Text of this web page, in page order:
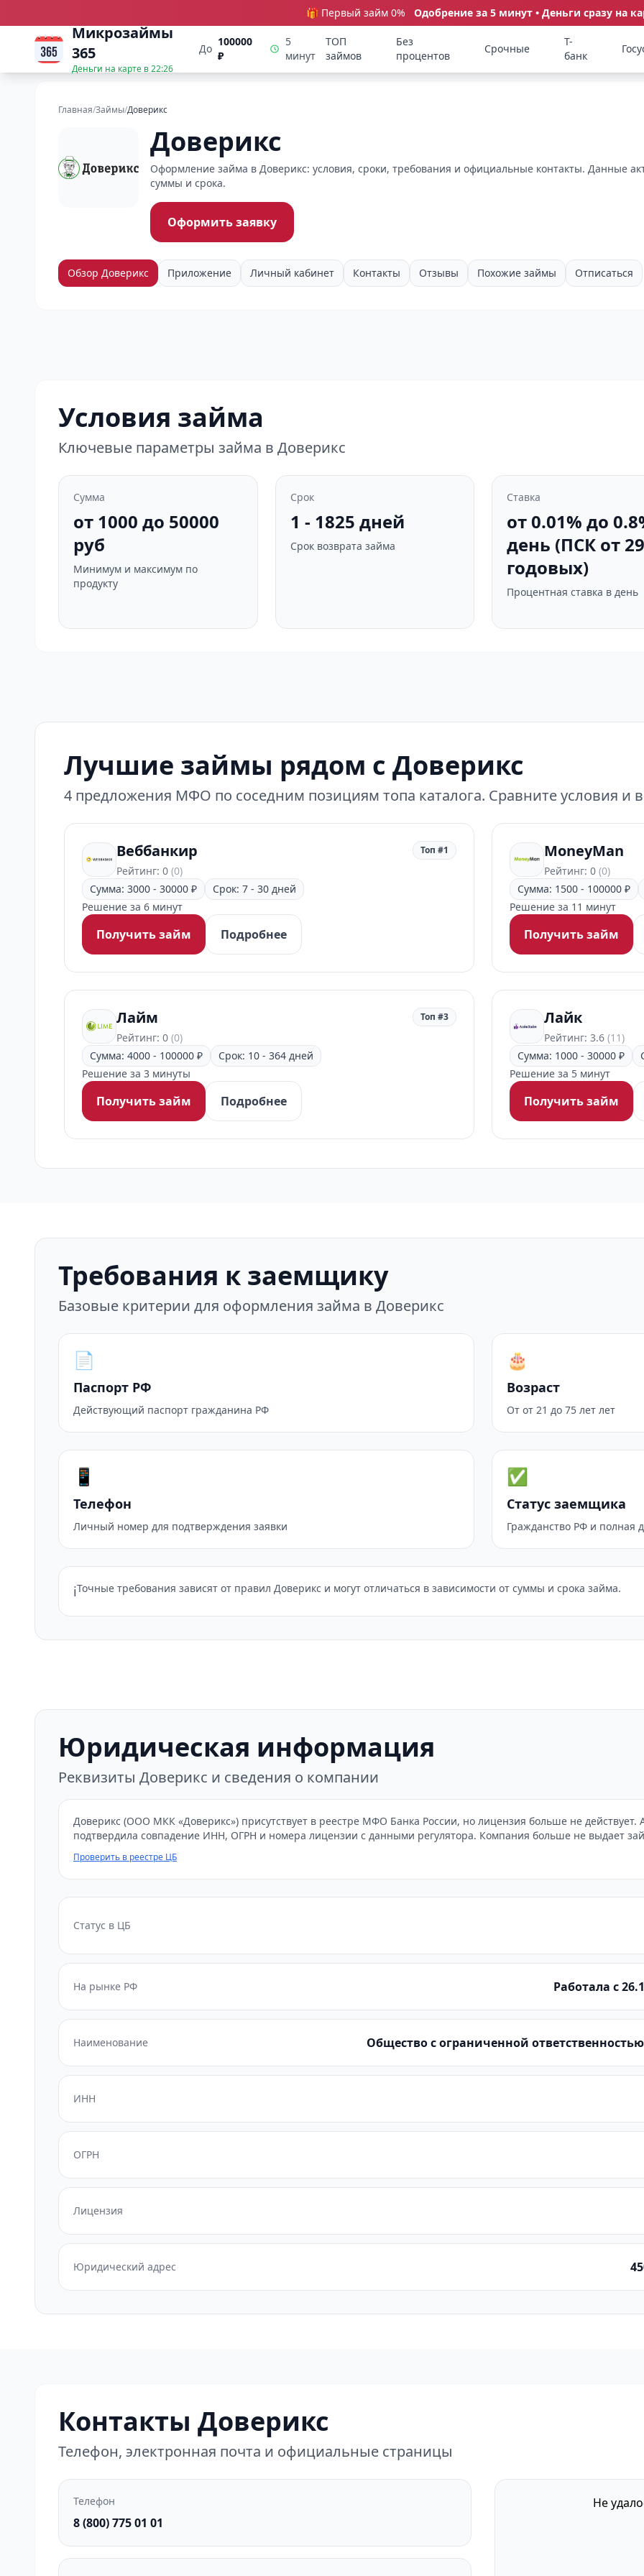
🎁 Первый займ 0% Одобрение за 5 минут • Деньги сразу на
Микрозаймы
365
Деньги на карте в22:26
До
100000
₽
5
минут
ТОП
займов
Без
процентов
Срочные
Т-
банк
Главная/Займы/Доверикс
Доверикс
Оформление займа в Доверикс: условия, сроки, требования и официальные контакты. Данные
суммы и срока.
Оформить заявку
Обзор Доверикс Приложение Личный кабинет Контакты Отзывы Похожие займы Отписаться
Условия займа
Ключевые параметры займа в Доверикс
Сумма
от 1000 до 50000
руб
Минимум и максимум по
продукту
Срок
1 - 1825 дней
Срок возврата займа
Ставка
от 0.01% до
день (ПСК от
годовых)
Процентная ставка в день
Лучшие займы рядом с Доверикс
4 предложения МФО по соседним позициям топа каталога. Сравните условия и
Веббанкир
Рейтинг: 0 (0)
Топ #1
Сумма: 3000 - 30000 ₽
Срок: 7 - 30 дней
Решение за 6 минут
Получить займ Подробнее
MoneyMan
Рейтинг: 0 (0)
Сумма: 1500 - 100000 ₽
Решение за 11 минут
Получить займ
Лайм
Рейтинг: 0 (0)
Топ #3
Сумма: 4000 - 100000 ₽
Срок: 10 - 364 дней
Решение за 3 минуты
Получить займ Подробнее
Лайк
Рейтинг: 3.6 (11)
Сумма: 1000 - 30000 ₽
Решение за 5 минут
Получить займ
Требования к заемщику
Базовые критерии для оформления займа в Доверикс
📄
Паспорт РФ
Действующий паспорт гражданина РФ
🎂
Возраст
От от 21 до 75 лет лет
📱
Телефон
Личный номер для подтверждения заявки
✅
Статус заемщика
Гражданство РФ и полная
ℹ️Точные требования зависят от правил Доверикс и могут отличаться в зависимости от суммы и срока займа.
Юридическая информация
Реквизиты Доверикс и сведения о компании
Доверикс (ООО МКК «Доверикс») присутствует в реестре МФО Банка России, но лицензия больше не действует.
подтвердила совпадение ИНН, ОГРН и номера лицензии с данными регулятора. Компания больше не выдает
Проверить в реестре ЦБ
Статус в ЦБ
На рынке РФ Работала с
Наименование Общество с ограниченной
ИНН
ОГРН
Лицензия
Юридический адрес
Контакты Доверикс
Телефон, электронная почта и официальные страницы
Телефон
8 (800) 775 01 01
Не